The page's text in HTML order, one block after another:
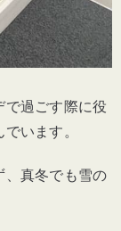
で過ごす際に役
います。
、真冬でも雪の